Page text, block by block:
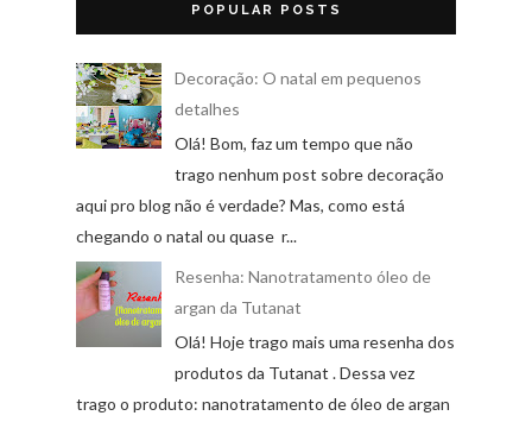
POPULAR POSTS
Decoração: O natal em pequenos
detalhes
Olá! Bom, faz um tempo que não
trago nenhum post sobre decoração
aqui pro blog não é verdade? Mas, como está
chegando o natal ou quase r...
Resenha: Nanotratamento óleo de
argan da Tutanat
Olá! Hoje trago mais uma resenha dos
produtos da Tutanat . Dessa vez
trago o produto: nanotratamento de óleo de argan